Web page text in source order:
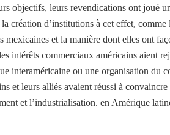
objectifs, leurs revendications ont joué
création d’institutions à cet effet,
et la manière dont elles ont
intérêts commerciaux américains aient
interaméricaine ou une organisation du
et leurs alliés avaient réussi à
et l’industrialisation. en Amérique